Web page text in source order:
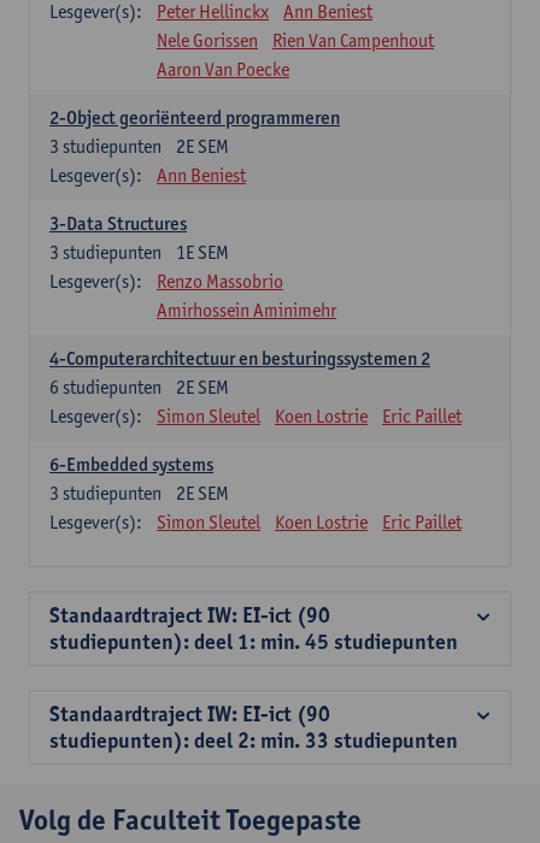
Lesgever(s):
Peter Hellinckx
Ann Beniest
Nele Gorissen
Rien Van Campenhout
Aaron Van Poecke
2-Object georiënteerd programmeren
2E SEM
3 studiepunten
Lesgever(s):
Ann Beniest
3-Data Structures
1E SEM
3 studiepunten
Lesgever(s):
Renzo Massobrio
Amirhossein Aminimehr
4-Computerarchitectuur en besturingssystemen 2
2E SEM
6 studiepunten
Lesgever(s):
Simon Sleutel Koen Lostrie Eric Paillet
6-Embedded systems
2E SEM
3 studiepunten
Lesgever(s):
Simon Sleutel Koen Lostrie Eric Paillet
Standaardtraject IW: EI-ict (90
studiepunten): deel 1: min. 45 studiepunten
Standaardtraject IW: EI-ict (90
studiepunten): deel 2: min. 33 studiepunten
Volg de Faculteit Toegepaste